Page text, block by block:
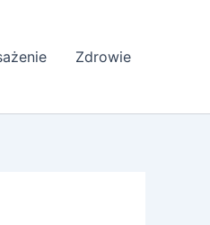
Zdrowie